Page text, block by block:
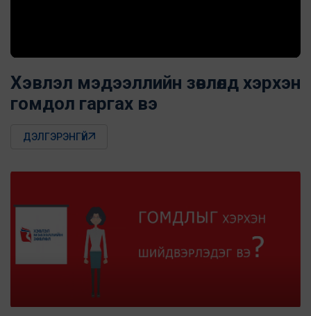
Хэвлэл мэдээллийн зөвлөлд хэрхэн
гомдол гаргах вэ
ДЭЛГЭРЭНГҮЙ